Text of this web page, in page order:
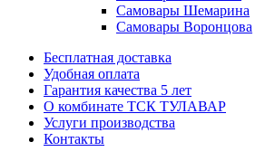
Самовары Шемарина
Самовары Воронцова
Бесплатная доставка
Удобная оплата
Гарантия качества 5 лет
О комбинате ТСК ТУЛАВАР
Услуги производства
Контакты